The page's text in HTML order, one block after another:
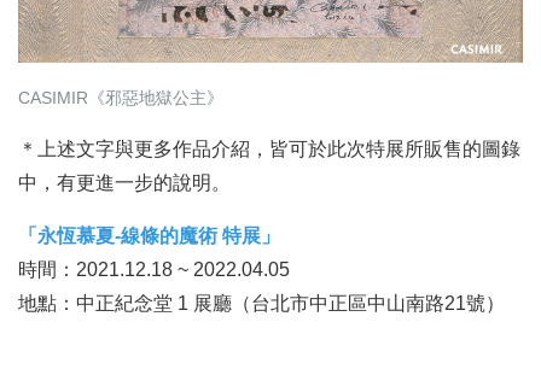
CASIMIR《邪惡地獄公主》
＊上述文字與更多作品介紹，皆可於此次特展所販售的圖錄
中，有更進一步的說明。
「永恆慕夏-線條的魔術 特展」
時間：2021.12.18 ~ 2022.04.05
地點：中正紀念堂 1 展廳（台北市中正區中山南路21號）